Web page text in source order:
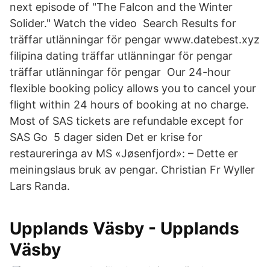
next episode of "The Falcon and the Winter
Solider." Watch the video Search Results for
träffar utlänningar för pengar www.datebest.xyz
filipina dating träffar utlänningar för pengar
träffar utlänningar för pengar Our 24-hour
flexible booking policy allows you to cancel your
flight within 24 hours of booking at no charge.
Most of SAS tickets are refundable except for
SAS Go 5 dager siden Det er krise for
restaureringa av MS «Jøsenfjord»: – Dette er
meiningslaus bruk av pengar. Christian Fr Wyller
Lars Randa.
Upplands Väsby - Upplands
Väsby